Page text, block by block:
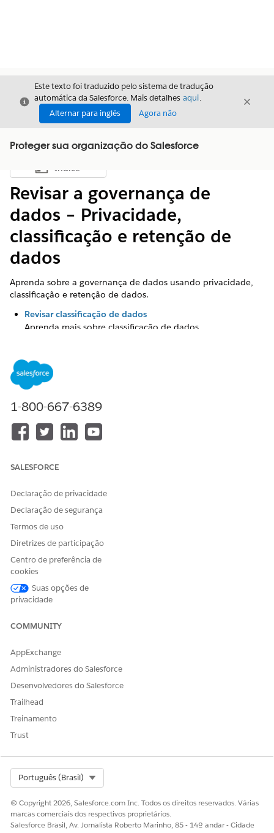
Fechar
Este texto foi traduzido pelo sistema de tradução
automática da Salesforce. Mais detalhes aqui.
Alternar para inglês
Agora não
Fechar
Proteger sua organização do Salesforce
Mostrar índice
Índice
Revisar a governança de
dados – Privacidade,
classificação e retenção de
dados
Aprenda sobre a governança de dados usando privacidade,
classificação e retenção de dados.
Revisar classificação de dados
Aprenda mais sobre classificação de dados.
Saiba mais sobre proteção de dados e privacidade.
Revisar a retenção de dados
Aprenda sobre a retenção de dados.
Revisar o complemento do Centro de privacidade
Saiba mais sobre o complemento Centro de privacidade.
Diga-nos para podermos melhorar!
1-800-667-6389
SALESFORCE
Declaração de privacidade
Declaração de segurança
Termos de uso
Diretrizes de participação
Centro de preferência de
cookies
Suas opções de
privacidade
COMMUNITY
AppExchange
Administradores do Salesforce
Desenvolvedores do Salesforce
Trailhead
Treinamento
Trust
Português (Brasil)
© Copyright 2026, Salesforce.com Inc. Todos os direitos reservados. Várias
marcas comerciais dos respectivos proprietários.
Salesforce Brasil, Av. Jornalista Roberto Marinho, 85 - 14º andar - Cidade